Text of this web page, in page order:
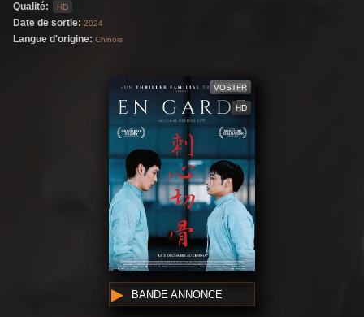
Qualité: HD
Date de sortie: 2024
Langue d'origine: Chinois
VOSTFR
HD
BANDE ANNONCE